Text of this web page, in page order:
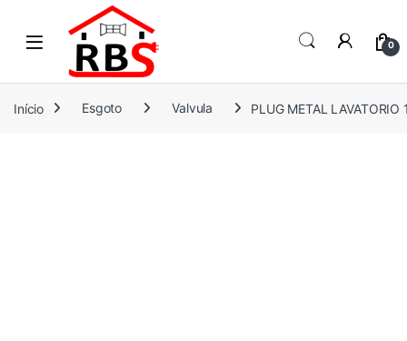
Skip to navigation
0
Início Esgoto Valvula PLUG METAL